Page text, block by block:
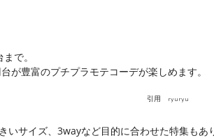
で。
が豊富のプチプラモテコーデが楽しめます。
引用 ryuryu
いサイズ、3wayなど目的に合わせた特集も